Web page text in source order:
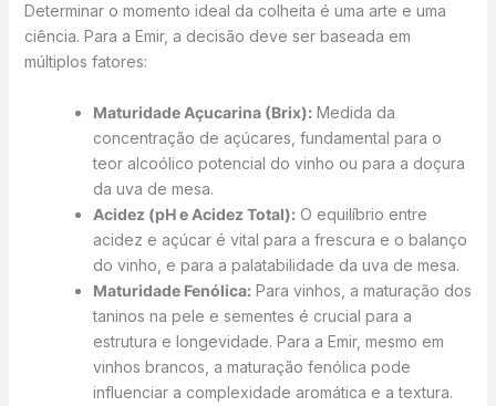
Determinar o momento ideal da colheita é uma arte e uma
ciência. Para a Emir, a decisão deve ser baseada em
múltiplos fatores:
Maturidade Açucarina (Brix):Medida da
concentração de açúcares, fundamental para o
teor alcoólico potencial do vinho ou para a doçura
da uva de mesa.
Acidez (pH e Acidez Total):O equilíbrio entre
acidez e açúcar é vital para a frescura e o balanço
do vinho, e para a palatabilidade da uva de mesa.
Maturidade Fenólica:Para vinhos, a maturação dos
taninos na pele e sementes é crucial para a
estrutura e longevidade. Para a Emir, mesmo em
vinhos brancos, a maturação fenólica pode
influenciar a complexidade aromática e a textura.